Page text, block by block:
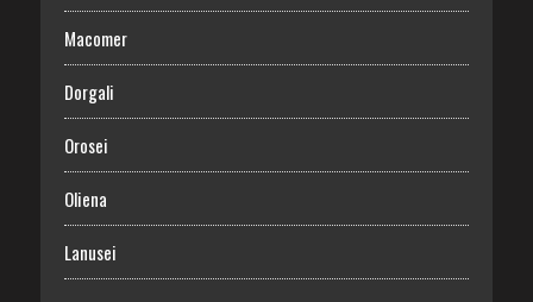
Macomer
Dorgali
Orosei
Oliena
Lanusei